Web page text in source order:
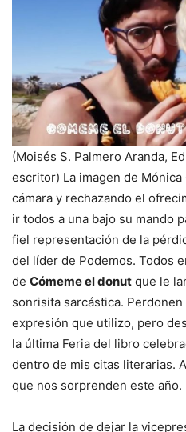
(Moisés S. Palmero Aranda,
escritor) La imagen de
cámara y rechazando el
ir todos a una bajo su mando
fiel representación de la
del líder de Podemos. Todos
de Cómeme el donut que le
sonrisita sarcástica.
expresión que utilizo, pero
la última Feria del libro
dentro de mis citas literarias.
que nos sorprenden este año.
La decisión de dejar la